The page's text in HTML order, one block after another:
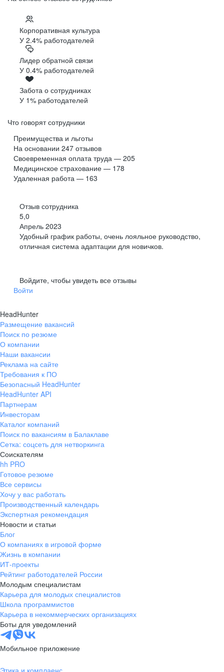
Корпоративная культура
У 2.4% работодателей
Лидер обратной связи
У 0.4% работодателей
Забота о сотрудниках
У 1% работодателей
Что говорят сотрудники
Преимущества и льготы
На основании 247 отзывов
Своевременная оплата труда — 205
Медицинское страхование — 178
Удаленная работа — 163
Отзыв сотрудника
5,0
Апрель 2023
Удобный график работы, очень лояльное руководство,
отличная система адаптации для новичков.
Войдите, чтобы увидеть все отзывы
Войти
HeadHunter
Размещение вакансий
Поиск по резюме
О компании
Наши вакансии
Реклама на сайте
Требования к ПО
Безопасный HeadHunter
HeadHunter API
Партнерам
Инвесторам
Каталог компаний
Поиск по вакансиям в Балаклаве
Сетка: соцсеть для нетворкинга
Соискателям
hh PRO
Готовое резюме
Все сервисы
Хочу у вас работать
Производственный календарь
Экспертная рекомендация
Новости и статьи
Блог
О компаниях в игровой форме
Жизнь в компании
ИТ-проекты
Рейтинг работодателей России
Молодым специалистам
Карьера для молодых специалистов
Школа программистов
Карьера в некоммерческих организациях
Боты для уведомлений
Мобильное приложение